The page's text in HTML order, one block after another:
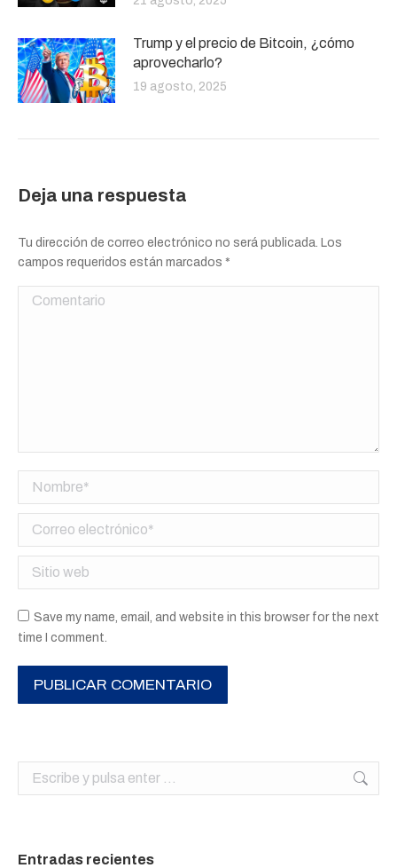
Trump y el precio de Bitcoin, ¿cómo
aprovecharlo?
19 agosto, 2025
Deja una respuesta
Tu dirección de correo electrónico no será publicada. Los
campos requeridos están marcados *
Comentario
Nombre *
Correo electrónico *
Sitio web
Save my name, email, and website in this browser for the next
time I comment.
PUBLICAR COMENTARIO
Buscar:
Entradas recientes